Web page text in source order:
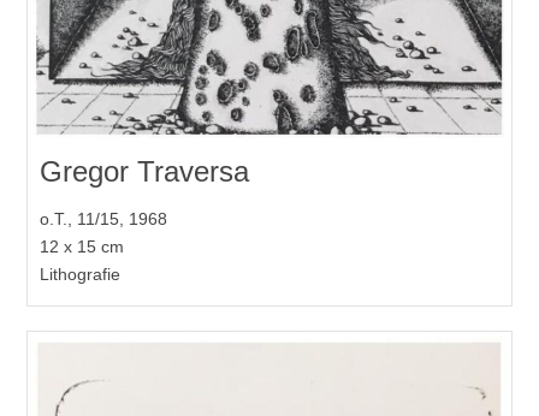
Gregor Traversa
o.T., 11/15, 1968
12 x 15 cm
Lithografie